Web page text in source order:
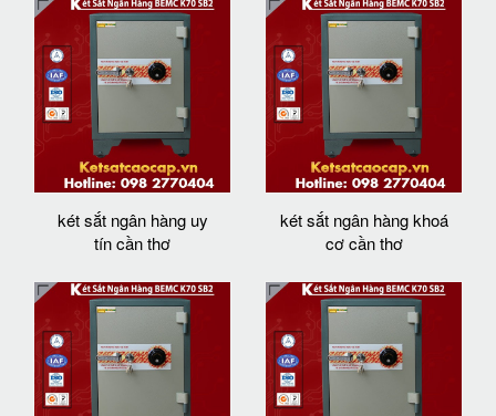
két sắt ngân hàng uy
tín cần thơ
két sắt ngân hàng khoá
cơ cần thơ